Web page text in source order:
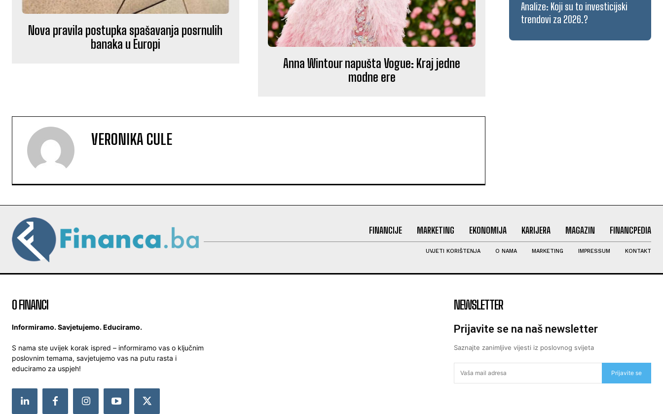
Nova pravila postupka spašavanja posrnulih
banaka u Europi
Anna Wintour napušta Vogue: Kraj jedne
modne ere
VERONIKA CULE
Analize: Koji su to investicijski
trendovi za 2026.?
FINANCIJE MARKETING EKONOMIJA KARIJERA MAGAZIN FINANCPEDIA
UVJETI KORIŠTENJA O NAMA MARKETING IMPRESSUM KONTAKT
O FINANCI
Informiramo. Savjetujemo. Educiramo.
S nama ste uvijek korak ispred – informiramo vas o ključnim
poslovnim temama, savjetujemo vas na putu rasta i
educiramo za uspjeh!
NEWSLETTER
Prijavite se na naš newsletter
Saznajte zanimljive vijesti iz poslovnog svijeta
Prijavite se